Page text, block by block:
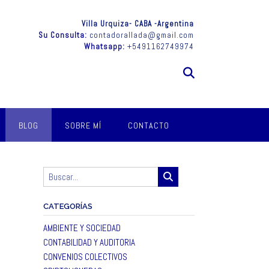
Villa Urquiza- CABA -Argentina
Su Consulta: contadorallada@gmail.com
Whatsapp: +5491162749974
BLOG SOBRE MÍ CONTACTO
CATEGORÍAS
AMBIENTE Y SOCIEDAD
CONTABILIDAD Y AUDITORIA
CONVENIOS COLECTIVOS